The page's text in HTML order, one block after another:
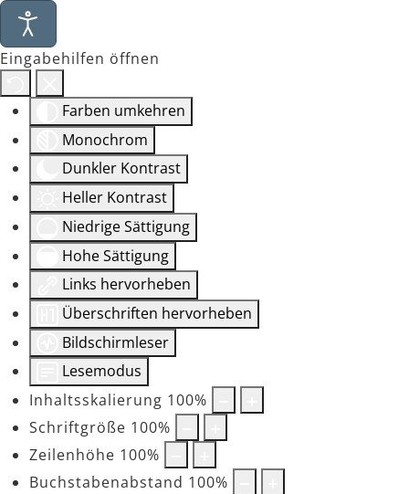
Eingabehilfen öffnen
Farben umkehren
Monochrom
Dunkler Kontrast
Heller Kontrast
Niedrige Sättigung
Hohe Sättigung
Links hervorheben
Überschriften hervorheben
Bildschirmleser
Lesemodus
Inhaltsskalierung 100%
Schriftgröße 100%
Zeilenhöhe 100%
Buchstabenabstand 100%